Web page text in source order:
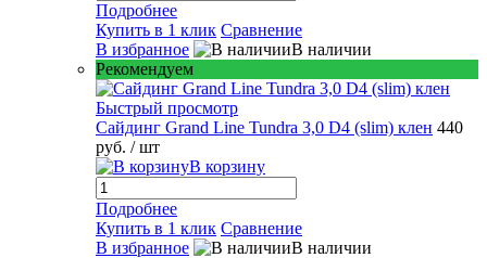
Подробнее
Купить в 1 клик Сравнение
В избранное
В наличии
Рекомендуем
Быстрый просмотр
Сайдинг Grand Line Tundra 3,0 D4 (slim) клен 440
руб. / шт
В корзину
Подробнее
Купить в 1 клик Сравнение
В избранное
В наличии